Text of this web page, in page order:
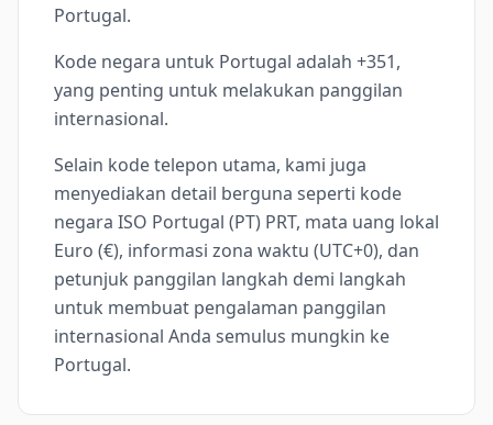
Portugal.
Kode negara untuk Portugal adalah +351,
yang penting untuk melakukan panggilan
internasional.
Selain kode telepon utama, kami juga
menyediakan detail berguna seperti kode
negara ISO Portugal (PT) PRT, mata uang lokal
Euro (€), informasi zona waktu (UTC+0), dan
petunjuk panggilan langkah demi langkah
untuk membuat pengalaman panggilan
internasional Anda semulus mungkin ke
Portugal.